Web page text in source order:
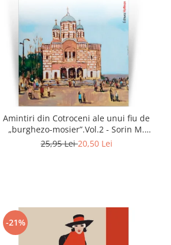
Amintiri din Cotroceni ale unui fiu de
„burghezo-mosier”.Vol.2 - Sorin M.
Radulescu
25,95 Lei20,50 Lei
-21%